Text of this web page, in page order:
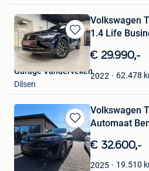
Bewaren
in
Mijn
Favorieten
Volkswagen
1.4 Life
€ 29.990,-
2022 62.478
Garage Vanderveken
Dilsen
Bewaren
in
Mijn
Favorieten
Volkswagen
Automaat
€ 32.600,-
2025 19.510